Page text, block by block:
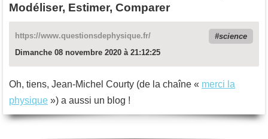
Modéliser, Estimer, Comparer
https://www.questionsdephysique.fr/
science
Dimanche 08 novembre 2020 à 21:12:25
Oh, tiens, Jean-Michel Courty (de la chaîne « merci la
physique ») a aussi un blog !